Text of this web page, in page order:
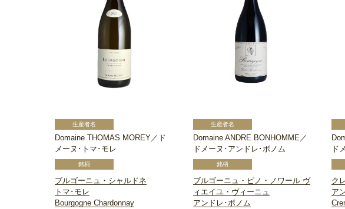
Domaine THOMAS MOREY／ド
メーヌ･トマ･モレ
ブルゴーニュ・シャルドネ
トマ･モレ
Bourgogne Chardonnay
Domaine ANDRE BONHOMME／
ドメーヌ･アンドレ･ボノム
ブルゴーニュ・ピノ・ノワール ヴ
ィエイユ・ヴィーニュ
アンドレ･ボノム
ド
ク
ア